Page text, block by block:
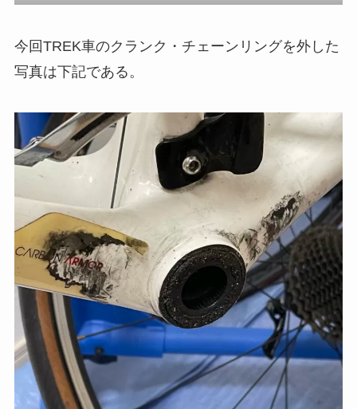
今回TREK車のクランク・チェーンリングを外した
写真は下記である。